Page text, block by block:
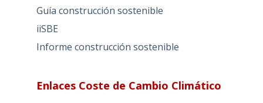
Guía construcción sostenible
iiSBE
Informe construcción sostenible
Enlaces Coste de Cambio Climático